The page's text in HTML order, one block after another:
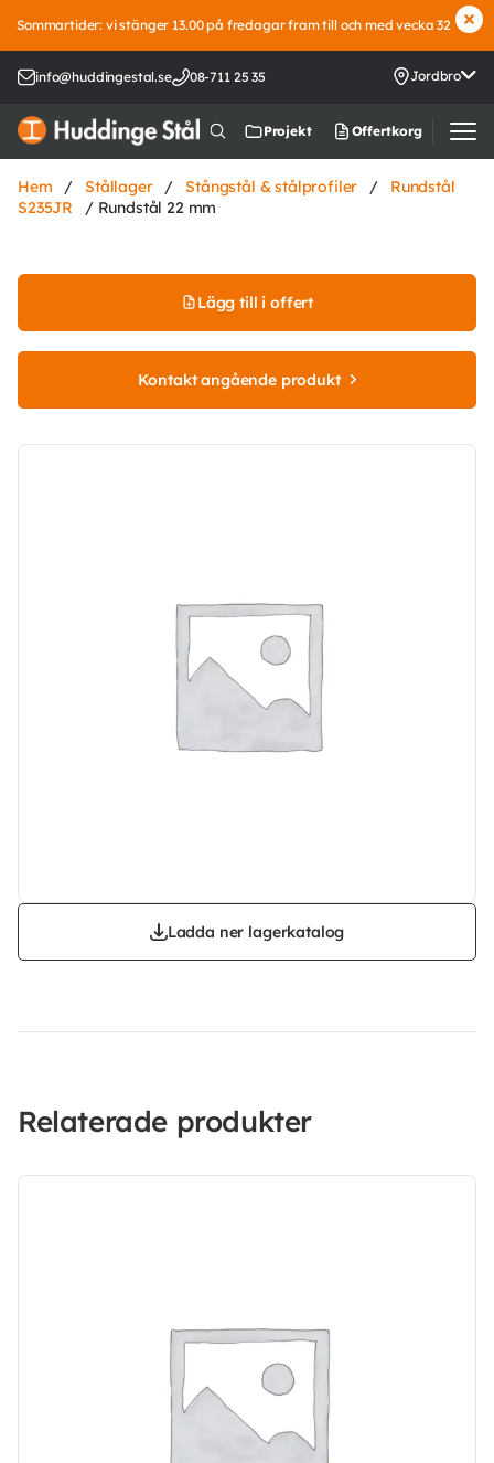
Sommartider: vi stänger 13.00 på fredagar fram till och med vecka 32
info@huddingestal.se 08-711 25 35 Jordbro
Projekt Offertkorg
Hem / Stållager / Stångstål & stålprofiler /
Rundstål
S235JR
/ Rundstål 22 mm
Lägg till i offert
Kontakt angående produkt
Ladda ner lagerkatalog
Relaterade produkter